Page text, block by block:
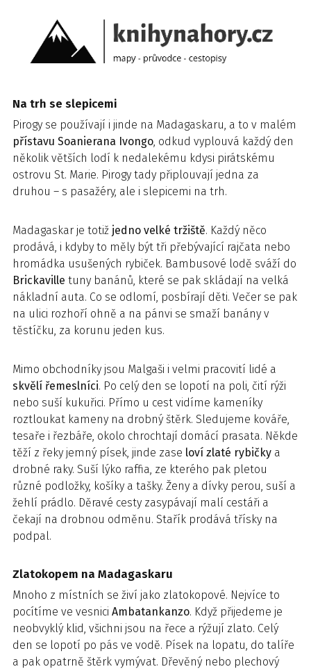
Na trh se slepicemi
Pirogy se používají i jinde na Madagaskaru, a to v malém
přístavu Soanierana Ivongo, odkud vyplouvá každý den
několik větších lodí k nedalekému kdysi pirátskému
ostrovu St. Marie. Pirogy tady připlouvají jedna za
druhou – s pasažéry, ale i slepicemi na trh.
Madagaskar je totiž jedno velké tržiště. Každý něco
prodává, i kdyby to měly být tři přebývající rajčata nebo
hromádka usušených rybiček. Bambusové lodě sváží do
Brickaville tuny banánů, které se pak skládají na velká
nákladní auta. Co se odlomí, posbírají děti. Večer se pak
na ulici rozhoří ohně a na pánvi se smaží banány v
těstíčku, za korunu jeden kus.
Mimo obchodníky jsou Malgaši i velmi pracovití lidé a
skvělí řemeslníci. Po celý den se lopotí na poli, čití rýži
nebo suší kukuřici. Přímo u cest vidíme kameníky
roztloukat kameny na drobný štěrk. Sledujeme kováře,
tesaře i řezbáře, okolo chrochtají domácí prasata. Někde
těží z řeky jemný písek, jinde zase loví zlaté rybičky a
drobné raky. Suší lýko raffia, ze kterého pak pletou
různé podložky, košíky a tašky. Ženy a dívky perou, suší a
žehlí prádlo. Děravé cesty zasypávají malí cestáři a
čekají na drobnou odměnu. Stařík prodává třísky na
podpal.
Zlatokopem na Madagaskaru
Mnoho z místních se živí jako zlatokopové. Nejvíce to
pocítíme ve vesnici Ambatankanzo. Když přijedeme je
neobvyklý klid, všichni jsou na řece a rýžují zlato. Celý
den se lopotí po pás ve vodě. Písek na lopatu, do talíře
a pak opatrně štěrk vymývat. Dřevěný nebo plechový